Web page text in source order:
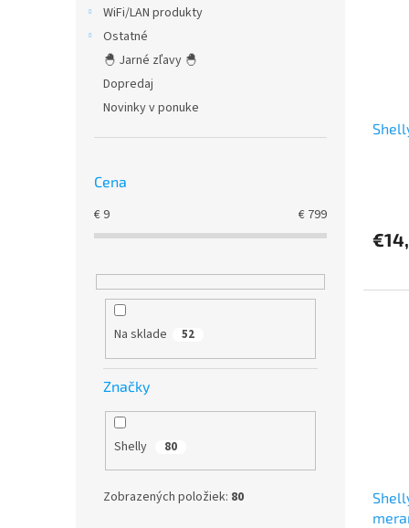
WiFi/LAN produkty
Ostatné
🐣 Jarné zľavy 🐣
Dopredaj
Novinky v ponuke
Cena
€9 € 799
Na sklade 52
Značky
Shelly 80
Zobrazených položiek: 80